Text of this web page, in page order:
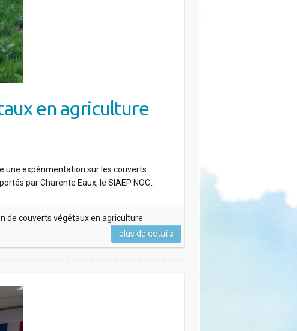
en agriculture
une expérimentation sur les couverts
par Charente Eaux, le SIAEP NOC…
de couverts végétaux en agriculture
plus de détails